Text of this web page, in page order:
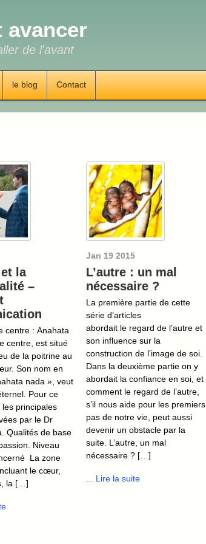
avancer
de l'avant
le blog Contact
la
–
centre : Anahata
centre, est situé
de la poitrine au
Son nom en
nada », veut
Pour ce
principales
par le Dr
Qualités de base
Niveau
La zone
le cœur,
la […]
Jan 19 2015
L’autre : un mal
nécessaire ?
La première partie de cette
série d’articles
abordait le regard de l’autre et
son influence sur la
construction de l’image de soi.
Dans la deuxième partie on y
abordait la confiance en soi, et
comment le regard de l’autre,
s’il nous aide pour les premiers
pas de notre vie, peut aussi
devenir un obstacle par la
suite. L’autre, un mal
nécessaire ? […]
... Lire la suite